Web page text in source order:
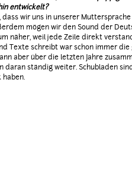
entwickelt?
dass wir uns in unserer
mögen wir den Sound der
näher, weil jede Zeile direkt
Texte schreibt war schon immer
aber über die letzten Jahre
daran ständig weiter. Schubladen
haben.